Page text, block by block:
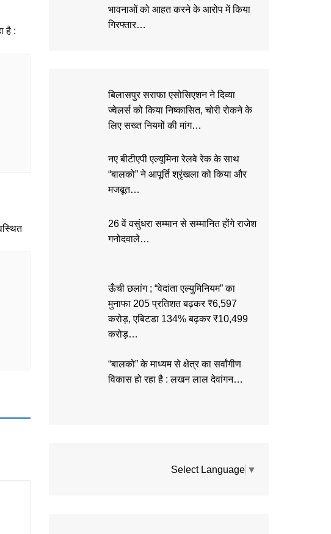
भावनाओं को आहत करने के आरोप में किया
गिरफ्तार…
बिलासपुर सराफा एसोसिएशन ने दिव्या
ज्वेलर्स को किया निष्कासित, चोरी रोकने के
लिए सख्त नियमों की मांग…
नए बीटीएपी एल्यूमिना रेलवे रेक के साथ
“बालको” ने आपूर्ति श्रृंखला को किया और
मजबूत…
26 वें वसुंधरा सम्मान से सम्मानित होंगे राजेश
गनोदवाले…
ऊँची छलांग ; “वेदांता एल्युमिनियम” का
मुनाफा 205 प्रतिशत बढ़कर ₹6,597
करोड़, एबिटडा 134% बढ़कर ₹10,499
करोड़…
“बालको” के माध्यम से क्षेत्र का सर्वांगीण
विकास हो रहा है : लखन लाल देवांगन…
Select Language ▼